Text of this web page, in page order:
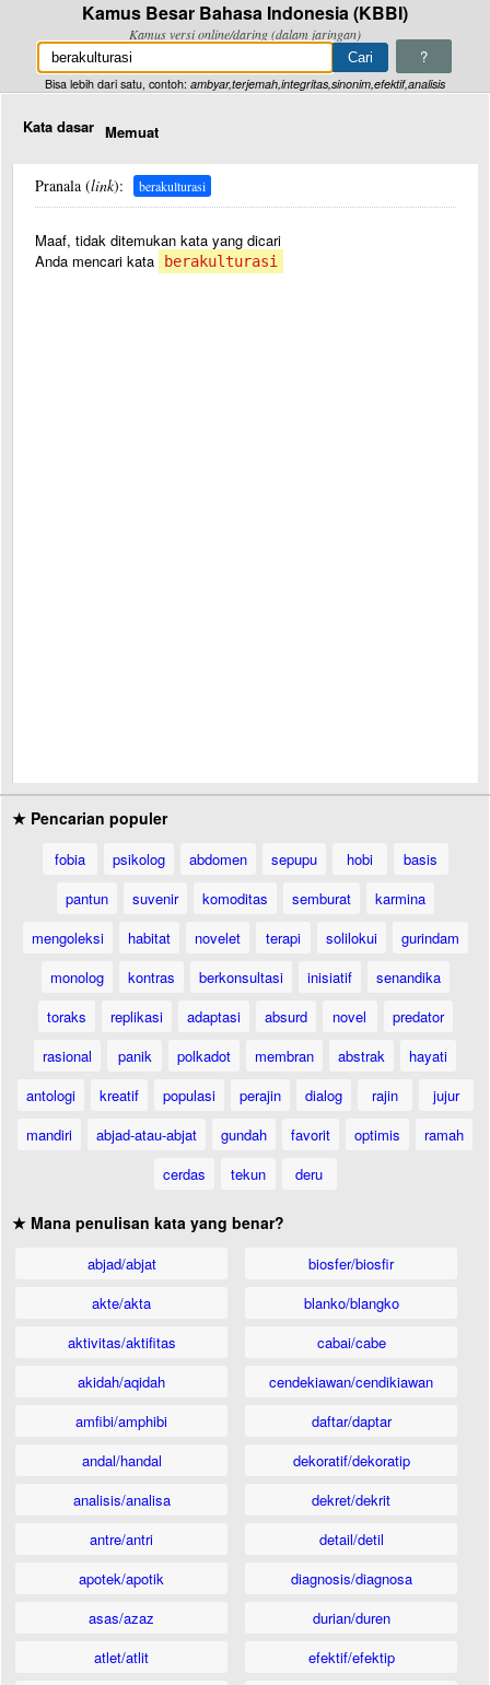
Kamus Besar Bahasa Indonesia (KBBI)
Kamus versi online/daring (dalam jaringan)
?
Bisa lebih dari satu, contoh: ambyar,terjemah,integritas,sinonim,efektif,analisis
Kata dasar Memuat
Pranala (link): berakulturasi
Maaf, tidak ditemukan kata yang dicari
Anda mencari kata
berakulturasi
★ Pencarian populer
fobia psikolog abdomen sepupu hobi
basis
pantun
suvenir komoditas semburat
karmina
mengoleksi
habitat novelet terapi solilokui
gurindam
monolog
kontras berkonsultasi inisiatif
senandika
toraks
replikasi adaptasi absurd novel
predator
rasional
panik polkadot membran abstrak
hayati
antologi
kreatif populasi perajin dialog rajin
jujur
mandiri
abjad-atau-abjat gundah favorit optimis
ramah
cerdas
tekun deru
★ Mana penulisan kata yang benar?
abjad/abjat
akte/akta
aktivitas/aktifitas
akidah/aqidah
amfibi/amphibi
andal/handal
analisis/analisa
antre/antri
apotek/apotik
asas/azaz
atlet/atlit
biosfer/biosfir
blanko/blangko
cabai/cabe
cendekiawan/cendikiawan
daftar/daptar
dekoratif/dekoratip
dekret/dekrit
detail/detil
diagnosis/diagnosa
durian/duren
efektif/efektip